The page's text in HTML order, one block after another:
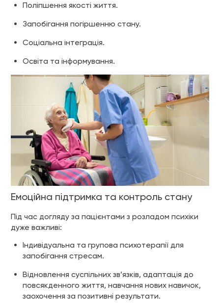
Поліпшення якості життя.
Запобігання погіршенню стану.
Соціальна інтеграція.
Освіта та інформування.
Емоційна підтримка та контроль стану
Під час догляду за пацієнтами з розладом психіки
дуже важливі:
Індивідуальна та групова психотерапії для
запобігання стресам.
Відновлення суспільних зв’язків, адаптація до
повсякденного життя, навчання нових навичок,
заохочення за позитивні результати.